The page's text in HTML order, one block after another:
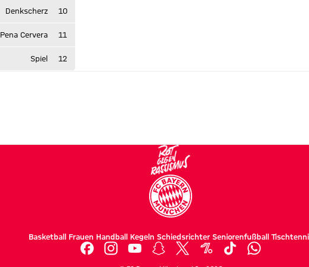
Denkscherz 10
Pena Cervera 11
Spiel 12
Basketball Frauen Handball Kegeln Schiedsrichter Seniorenfußball